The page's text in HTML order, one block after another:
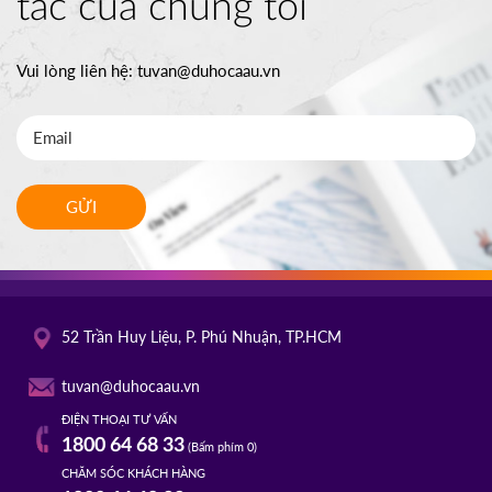
Vui lòng liên hệ:tuvan@duhocaau.vn
GỬI
52 Trần Huy Liệu, P. Phú Nhuận, TP.HCM
tuvan@duhocaau.vn
ĐIỆN THOẠI TƯ VẤN
1800 64 68 33(Bấm phím 0)
CHĂM SÓC KHÁCH HÀNG